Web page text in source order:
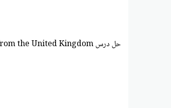
حل درس Meet a Family from the United Kingdom اللغة الإنجليزية الصف التاسع